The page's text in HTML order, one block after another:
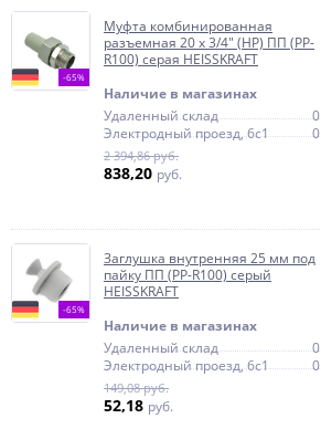
-65%
Муфта комбинированная
разъемная 20 х 3/4" (НР) ПП (PP-
R100) серая HEISSKRAFT
Наличие в магазинах
Удаленный склад
0
Электродный проезд, 6с1
0
2 394,86 руб.
838,20 руб.
-65%
Заглушка внутренняя 25 мм под
пайку ПП (PP-R100) серый
HEISSKRAFT
Наличие в магазинах
Удаленный склад
0
Электродный проезд, 6с1
0
149,08 руб.
52,18 руб.